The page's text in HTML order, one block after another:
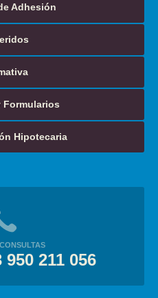
Adhesión
Formularios
Hipotecaria
950 211 056